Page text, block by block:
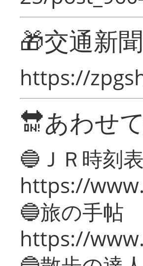
🎁交通新
https://
🔛あわせ
🔵ＪＲ時刻表
https://
🔵旅の手帖
https://